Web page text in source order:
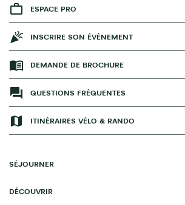
ESPACE PRO
INSCRIRE SON ÉVÉNEMENT
DEMANDE DE BROCHURE
QUESTIONS FRÉQUENTES
ITINÉRAIRES VÉLO & RANDO
SÉJOURNER
DÉCOUVRIR